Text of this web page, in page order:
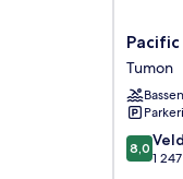
Pacific
Islands
Club
Guam
Tumon
Tumon
8.0
av
8,0
1